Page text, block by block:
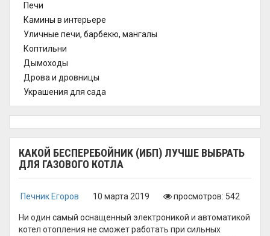
Печи
Камины в интерьере
Уличные печи, барбекю, мангалы
Коптильни
Дымоходы
Дрова и дровницы
Украшения для сада
КАКОЙ БЕСПЕРЕБОЙНИК (ИБП) ЛУЧШЕ ВЫБРАТЬ
ДЛЯ ГАЗОВОГО КОТЛА
Печник Егоров 10 марта 2019 просмотров: 542
Ни один самый оснащенный электроникой и автоматикой
котел отопления не сможет работать при сильных